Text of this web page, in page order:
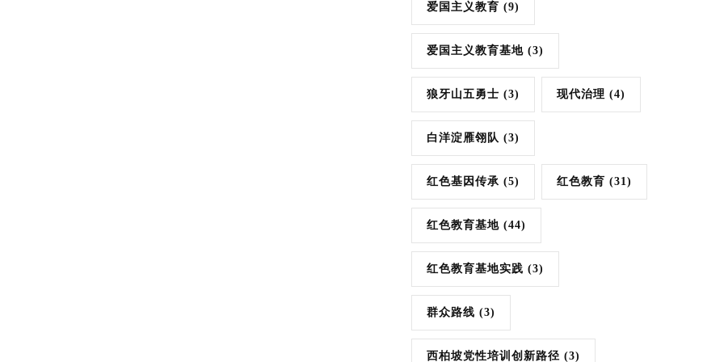
爱国主义教育 (9)
爱国主义教育基地 (3)
狼牙山五勇士 (3) 现代治理 (4)
白洋淀雁翎队 (3)
红色基因传承 (5) 红色教育 (31)
红色教育基地 (44)
红色教育基地实践 (3)
群众路线 (3)
西柏坡党性培训创新路径 (3)